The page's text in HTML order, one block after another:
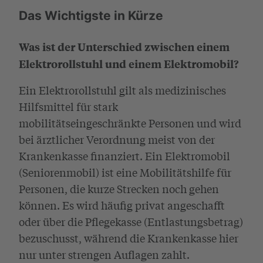
Das Wichtigste in Kürze
Was ist der Unterschied zwischen einem
Elektrorollstuhl und einem Elektromobil?
Ein Elektrorollstuhl gilt als medizinisches
Hilfsmittel für stark
mobilitätseingeschränkte Personen und wird
bei ärztlicher Verordnung meist von der
Krankenkasse finanziert. Ein Elektromobil
(Seniorenmobil) ist eine Mobilitätshilfe für
Personen, die kurze Strecken noch gehen
können. Es wird häufig privat angeschafft
oder über die Pflegekasse (Entlastungsbetrag)
bezuschusst, während die Krankenkasse hier
nur unter strengen Auflagen zahlt.